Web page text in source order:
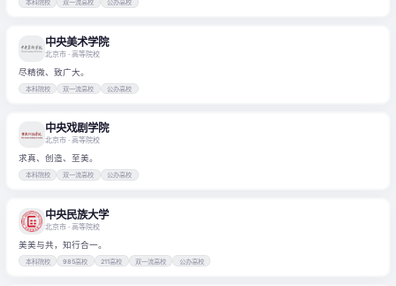
本科院校 双一流高校 公办高校
中央美术学院
北京市· 高等院校
尽精微、致广大。
本科院校 双一流高校 公办高校
中央戏剧学院
北京市· 高等院校
求真、创造、至美。
本科院校 双一流高校 公办高校
中央民族大学
北京市· 高等院校
美美与共，知行合一。
本科院校 985高校 211高校 双一流高校 公办高校